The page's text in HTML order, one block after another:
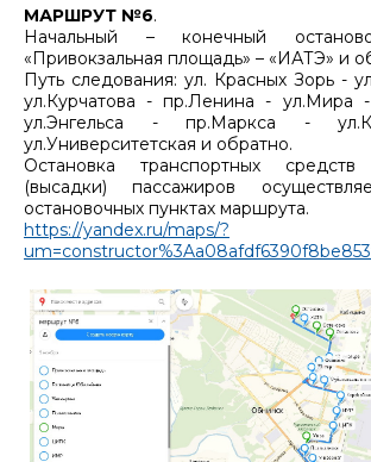
МАРШРУТ №6.
Начальный – конечный
«Привокзальная площадь» – «ИАТЭ» и
Путь следования: ул. Красных Зорь -
ул.Курчатова - пр.Ленина - ул.Мира -
ул.Энгельса - пр.Маркса -
ул.Университетская и обратно.
Остановка транспортных
(высадки) пассажиров
остановочных пунктах маршрута.
https://yandex.ru/maps/?